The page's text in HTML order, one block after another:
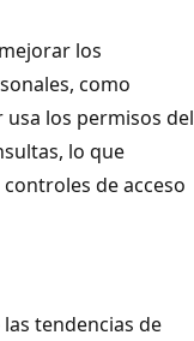
los
como
usa los permisos del
lo que
de acceso
tendencias de